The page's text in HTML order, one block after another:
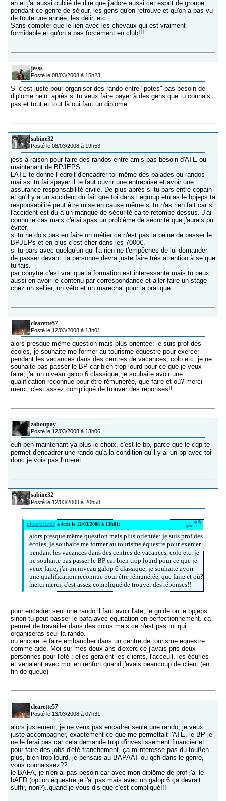
ah et j'ai aussi oublié de dire que j'adore aussi cet esprit de groupe
pendant ce genre de séjour, les gens qu'on retrouve et qu'on a pas vu
de toute une année, les délir, etc..
Sans compter que le lien avec les chevaux qui est vraiment
formidable et qu'on a pas forcément en club!!!
jesss
Posté le 08/03/2008 à 15h23
Si c'est juste pour organiser des rando entre "potes" pas besoin de
diplome hein. après si tu veux faire payer à des gens que tu connais
pas et tout et tout là oui faut un diplome
sabine32
Posté le 08/03/2008 à 19h53
jess a raison pour faire des randos entre amis pas besoin d'ATE ou
maintenant de BPJEPS.
LATE te donne l edroit d'encadrer toi même des balades ou randos
mai ssi tu fai spayer il te faut ouvrir une entreprise et avoir une
assurance responsabilité civile. De plus après si tu pars entre copain
et qu'il y a un accident du fait que toi dans l egroup etu as le bpjeps ta
responsabilité peut être mise en cause même si tu n'as rien fait car si
l'accident est du à un manque de sécurité ca te retombe dessus. J'ai
connu le cas mais c'étai spas un problème de sécurité que j'aurais pu
éviter.
si tu ne dois pas en faire un métier ce n'est pas la peine de passer le
BPJEPs et en plus c'est cher dans les 7000€.
si tu pars avec quelqu'un qui l'a rien ne t'empêches de lui demander
de passer devant. la personne devra juste faire très attention à se que
tu fais.
par conytre c'est vrai que la formation est interessante mais tu peux
aussi en avoir le contenu par correspondance et aller faire un stage
chez un sellier, un véto et un marechal pour la pratique
clearette57
Posté le 12/03/2008 à 13h01
alors presque même question mais plus orientée: je suis prof des
écoles, je souhaite me former au tourisme équestre pour exercer
pendant les vacances dans des centres de vacances, colo etc. je ne
souhaite pas passer le BP car bien trop lourd pour ce que je veux
faire, j'ai un niveau galop 6 classique, je souhaite avoir une
qualification reconnue pour être rémunérée, que faire et où? merci
merci, c'est assez compliqué de trouver des réponses!!
zaboupay
Posté le 12/03/2008 à 13h06
euh ben maintenant ya plus le choix, c'est le bp, parce que le cqp te
permet d'encadrer une rando qu'a la condition qu'il y ai un bp avec toi
donc je vois pas l'interet ....
sabine32
Posté le 12/03/2008 à 20h58
clearette57 a écrit le 12/03/2008 à 13h01:
alors presque même question mais plus orientée: je suis prof des
écoles, je souhaite me former au tourisme équestre pour exercer
pendant les vacances dans des centres de vacances, colo etc. je
ne souhaite pas passer le BP car bien trop lourd pour ce que je
veux faire, j'ai un niveau galop 6 classique, je souhaite avoir
une qualification reconnue pour être rémunérée, que faire et où?
merci merci, c'est assez compliqué de trouver des réponses!!
pour encadrer seul une rando il faut avoir l'ate, le guide ou le bpjeps.
sinon tu peut passer le bafa avec equitation en perfectionnement. ca
permet de travailler dans des colos mais ce n'est pas toi qui
organiseras seul la rando.
ou encore te faire embaucher dans un centre de tourisme equestre
comme aide. Moi sur mes deux ans d'exercice j'avais pris deux
personnes pour l'été : elles geraient les clients, l'acceuil, les écuries
et venaient avec moi en renfort quand j'avais beaucoup de client (en
fin de queue)
clearette57
Posté le 13/03/2008 à 07h31
alors justement, je ne veux pas encadrer seule une rando, je veux
juste accompagner, exactement ce que me permettait l'ATE, le BP je
ne le ferai pas car cela demande trop d'investissement financier et
pour faire des jobs d'été franchement, ça m'intéresse pas du tout!en
plus, bien trop lourd, je pensais au BAPAAT ou qch dans le genre,
vous connaissez??
le BAFA, je n'en ai pas besoin car avec mon diplôme de prof j'ai le
bAFD (option équestre je l'ai pas mais avec un galop 6 ça devrait
suffir, non?)..quand je vous dis que c'est compliqué!!!